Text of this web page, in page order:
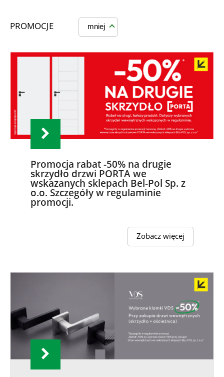
PROMOCJE mniej
Promocja rabat -50% na drugie
skrzydło drzwi PORTA we
wskazanych sklepach Bel-Pol Sp. z
o.o. Szczegóły w regulaminie
promocji.
Zobacz więcej